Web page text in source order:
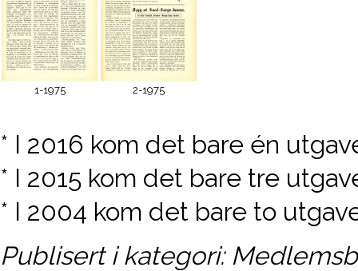
1-1975 2-1975
* I 2016 kom det bare én
* I 2015 kom det bare tre
* I 2004 kom det bare to
Publisert i kategori: